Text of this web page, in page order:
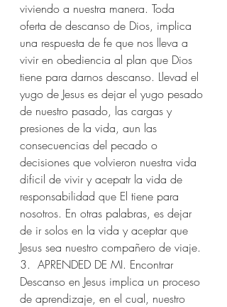
viviendo a nuestra manera. Toda
oferta de descanso de Dios, implica
una respuesta de fe que nos lleva a
vivir en obediencia al plan que Dios
tiene para darnos descanso. Llevad el
yugo de Jesus es dejar el yugo pesado
de nuestro pasado, las cargas y
presiones de la vida, aun las
consecuencias del pecado o
decisiones que volvieron nuestra vida
dificil de vivir y acepatr la vida de
responsabilidad que El tiene para
nosotros. En otras palabras, es dejar
de ir solos en la vida y aceptar que
Jesus sea nuestro compañero de viaje.
3.  APRENDED DE MI. Encontrar
Descanso en Jesus implica un proceso
de aprendizaje, en el cual, nuestro